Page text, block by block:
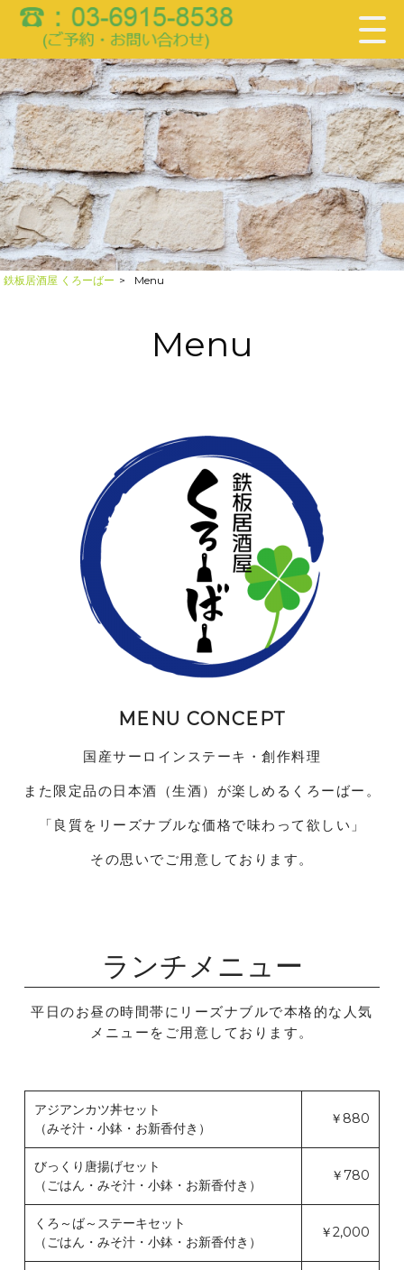
鉄板居酒屋 くろーばー > Menu
Menu
MENU CONCEPT
国産サ ー ロインステ ーキ・創作料理
また 限定品の日本酒（生酒）が楽しめるくろーばー。
「良質をリーズナブルな価格で味わって欲しい」
その思いでご用意しております。
ランチメニュー
平日のお昼の時間帯にリーズナブルで本格的な人気
メニューをご用意しております。
アジアンカツ丼セット
（みそ汁・小鉢・お新香付き）
￥880
びっくり唐揚げセット
（ごはん・みそ汁・小鉢・お新香付き）
￥780
くろ～ば～ステーキセット
（ごはん・みそ汁・小鉢・お新香付き）
￥2,000